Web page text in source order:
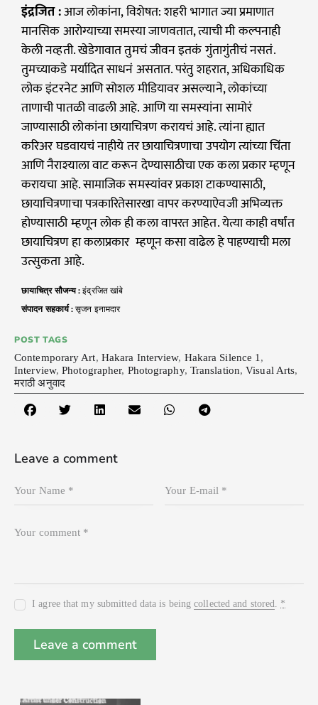
इंद्रजित :आज लोकांना, विशेषत: शहरी भागात ज्या प्रमाणात
मानसिक आरोग्याच्या समस्या जाणवतात, त्याची मी कल्पनाही
केली नव्हती. खेडेगावात तुमचं जीवन इतकं गुंतागुंतीचं नसतं.
तुमच्याकडे मर्यादित साधनं असतात. परंतु शहरात, अधिकाधिक
लोक इंटरनेट आणि सोशल मीडियावर असल्याने, लोकांच्या
ताणाची पातळी वाढली आहे. आणि या समस्यांना सामोरं
जाण्यासाठी लोकांना छायाचित्रण करायचं आहे. त्यांना ह्यात
करिअर घडवायचं नाहीये तर छायाचित्रणाचा उपयोग त्यांच्या चिंता
आणि नैराश्याला वाट करून देण्यासाठीचा एक कला प्रकार म्हणून
करायचा आहे. सामाजिक समस्यांवर प्रकाश टाकण्यासाठी,
छायाचित्रणाचा पत्रकारितेसारखा वापर करण्याऐवजी अभिव्यक्त
होण्यासाठी म्हणून लोक ही कला वापरत आहेत. येत्या काही वर्षांत
छायाचित्रण हा कलाप्रकार म्हणून कसा वाढेल हे पाहण्याची मला
उत्सुकता आहे.
छायाचित्र सौजन्य :इंद्रजित खांबे
संपादन सहकार्य :सृजन इनामदार
POST TAGS
Contemporary Art, Hakara Interview, Hakara Silence 1 ,
Interview,Photographer, Photography, Translation,Visual Arts,
मराठी अनुवाद
Leave a comment
I agree that my submitted data is beingcollected and stored. *